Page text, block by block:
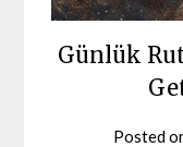
Günlük
Posted